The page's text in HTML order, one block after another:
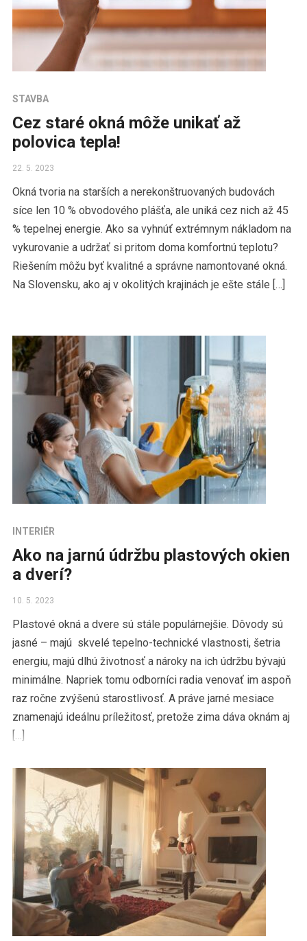
STAVBA
Cez staré okná môže unikať až
polovica tepla!
22. 5. 2023
Okná tvoria na starších a nerekonštruovaných budovách
síce len 10 % obvodového plášťa, ale uniká cez nich až 45
% tepelnej energie. Ako sa vyhnúť extrémnym nákladom na
vykurovanie a udržať si pritom doma komfortnú teplotu?
Riešením môžu byť kvalitné a správne namontované okná.
Na Slovensku, ako aj v okolitých krajinách je ešte stále […]
INTERIÉR
Ako na jarnú údržbu plastových okien
a dverí?
10. 5. 2023
Plastové okná a dvere sú stále populárnejšie. Dôvody sú
jasné – majú skvelé tepelno-technické vlastnosti, šetria
energiu, majú dlhú životnosť a nároky na ich údržbu bývajú
minimálne. Napriek tomu odborníci radia venovať im aspoň
raz ročne zvýšenú starostlivosť. A práve jarné mesiace
znamenajú ideálnu príležitosť, pretože zima dáva oknám aj
[…]